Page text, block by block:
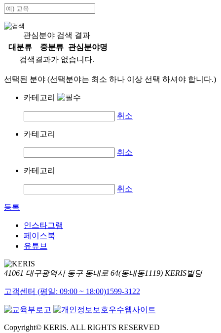
관심분야 검색 결과
대분류
중분류
관심분야명
검색결과가 없습니다.
선택된 분야 (선택분야는 최소 하나 이상 선택 하셔야 합니다.)
카테고리
취소
카테고리
취소
카테고리
취소
등록
인스타그램
페이스북
유튜브
41061 대구광역시 동구 동내로 64(동내동1119) KERIS빌딩
고객센터 (평일: 09:00 ~ 18:00)1599-3122
Copyright© KERIS. ALL RIGHTS RESERVED